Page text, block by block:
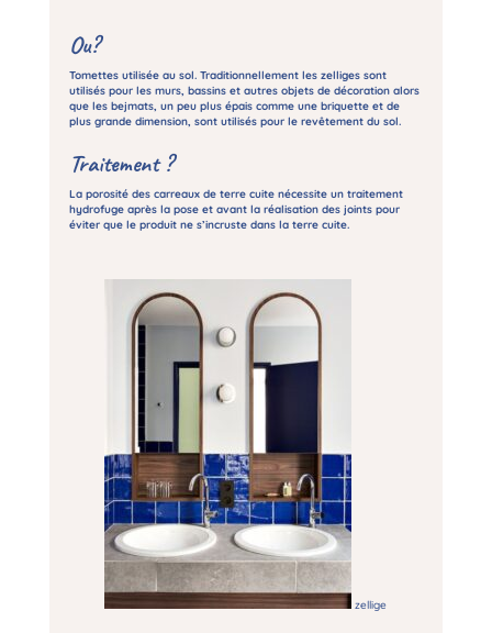
Ou?
Tomettes utilisée au sol. Traditionnellement les zelliges sont
utilisés pour les murs, bassins et autres objets de décoration alors
que les bejmats, un peu plus épais comme une briquette et de
plus grande dimension, sont utilisés pour le revêtement du sol.
Traitement ?
La porosité des carreaux de terre cuite nécessite un traitement
hydrofuge après la pose et avant la réalisation des joints pour
éviter que le produit ne s’incruste dans la terre cuite.
zellige